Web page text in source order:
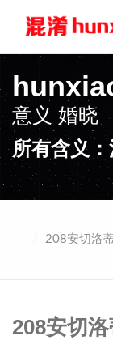
意义婚晓
所有含义
208安切洛
208安切